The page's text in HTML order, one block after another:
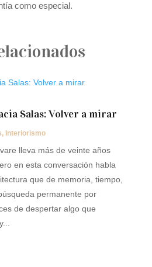
como especial.
Salas: Volver a mirar
, Interiorismo
lleva más de veinte años
en esta conversación habla
que de memoria, tiempo,
permanente por
de despertar algo que